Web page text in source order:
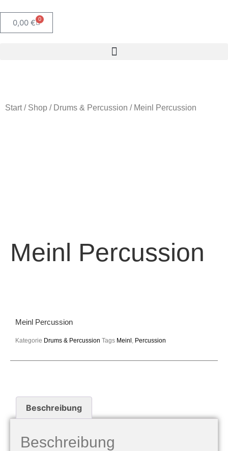
0,00 € 0
Start/ Shop / Drums & Percussion / Meinl Percussion
Meinl Percussion
Meinl Percussion
Kategorie Drums & Percussion Tags Meinl , Percussion
Beschreibung
Beschreibung